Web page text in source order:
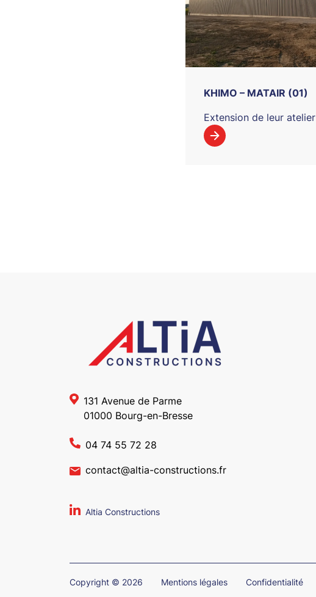
KHIMO – MATAIR (01)
Extension de leur atelier
131 Avenue de Parme
01000 Bourg-en-Bresse
04 74 55 72 28
contact@altia-constructions.fr
Altia Constructions
Copyright © 2026 Mentions légales Confidentialité